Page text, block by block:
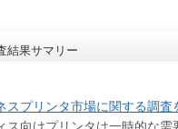
結果サマリー
スプリンタ市場に関する調査